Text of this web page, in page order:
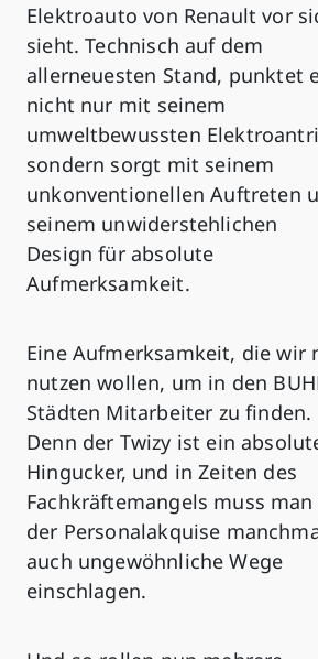
Elektroauto von Renault vor
sieht. Technisch auf dem
allerneuesten Stand, punktet
nicht nur mit seinem
umweltbewussten
sondern sorgt mit seinem
unkonventionellen Auftreten
seinem unwiderstehlichen
Design für absolute
Aufmerksamkeit.
Eine Aufmerksamkeit, die wir
nutzen wollen, um in den
Städten Mitarbeiter zu finden.
Denn der Twizy ist ein
Hingucker, und in Zeiten des
Fachkräftemangels muss man
der Personalakquise
auch ungewöhnliche Wege
einschlagen.